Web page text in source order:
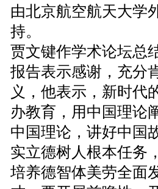
由北京航空航天大学
持。
贾文键作学术论坛总
报告表示感谢，充分
义，他表示，新时代
办教育，用中国理论
中国理论，讲好中国
实立德树人根本任务
培养德智体美劳全面